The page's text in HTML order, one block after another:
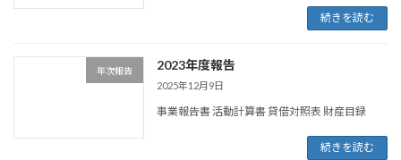
続きを読む
年次報告 2023年度報告
2025年12月9日
事業報告書 活動計算書 貸借対照表 財産目録
続きを読む